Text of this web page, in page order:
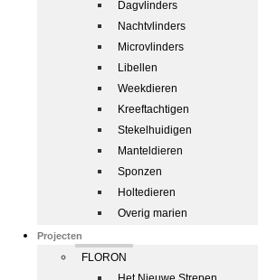
Dagvlinders
Nachtvlinders
Microvlinders
Libellen
Weekdieren
Kreeftachtigen
Stekelhuidigen
Manteldieren
Sponzen
Holtedieren
Overig marien
Projecten
FLORON